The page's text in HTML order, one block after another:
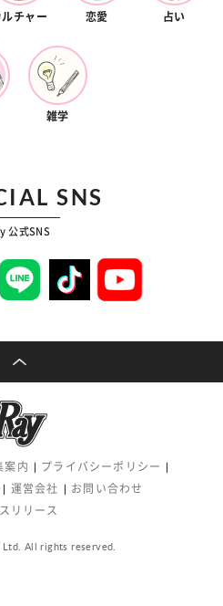
ルチャー 恋愛 占い
雑学
SNS
公式SNS
案内
プライバシーポリシー
運営会社
お問い合わせ
リリース
All rights reserved.